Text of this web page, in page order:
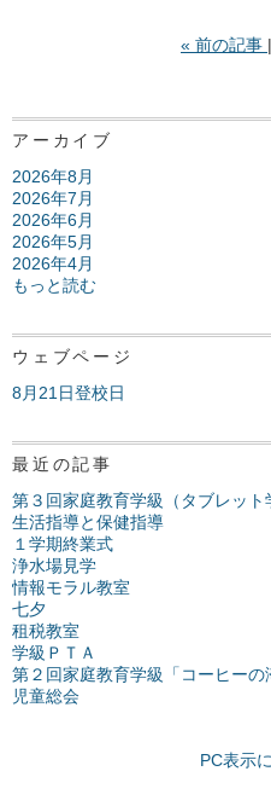
« 前の記事
アーカイブ
2026年8月
2026年7月
2026年6月
2026年5月
2026年4月
もっと読む
ウェブページ
8月21日登校日
最近の記事
第３回家庭教育学級（タブレット
生活指導と保健指導
１学期終業式
浄水場見学
情報モラル教室
七夕
租税教室
学級ＰＴＡ
第２回家庭教育学級「コーヒーの
児童総会
PC表示